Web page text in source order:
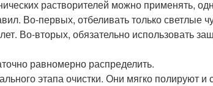
растворителей можно применять,
Во-первых, отбеливать только светлые
Во-вторых, обязательно использовать
равномерно распределить.
этапа очистки. Они мягко полируют и